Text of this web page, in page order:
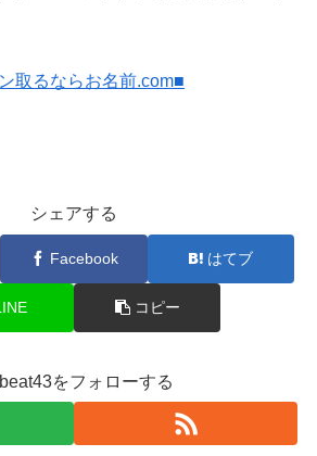
取るならお名前.com■
シェアする
Facebook はてブ
コピー
をフォローする